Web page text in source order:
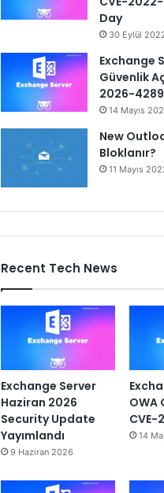
Day
30 Eylül
Exchange
Güvenlik
2026-
14 Mayıs
New
Bloklanır?
11 Mayıs
Recent Tech News
Exchange Server
Haziran 2026
Security Update
Yayımlandı
9 Haziran 2026
OWA
CVE-
14